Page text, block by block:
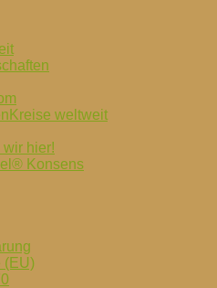
weltweit
wir hier!
Konsens
(EU)